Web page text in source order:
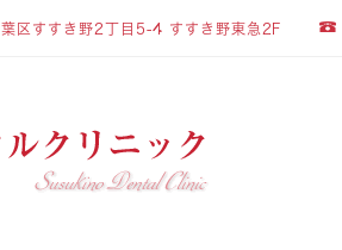
区すすき野2丁目5-4 すすき野東急2F